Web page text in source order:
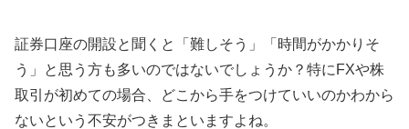
証券口座の開設と聞くと「難しそう」「時間がかかりそ
う」と思う方も多いのではないでしょうか？特にFXや株
取引が初めての場合、どこから手をつけていいのかわから
ないという不安がつきまといますよね。